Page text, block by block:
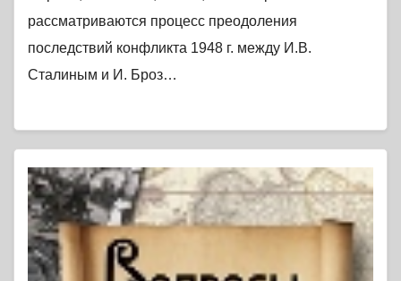
рассматриваются процесс преодоления
последствий конфликта 1948 г. между И.В.
Сталиным и И. Броз…